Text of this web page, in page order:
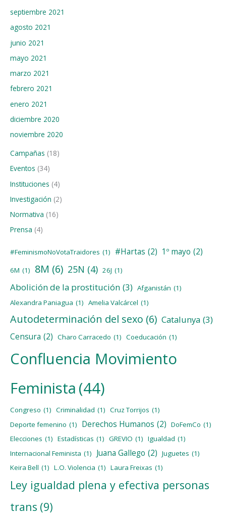
septiembre 2021
agosto 2021
junio 2021
mayo 2021
marzo 2021
febrero 2021
enero 2021
diciembre 2020
noviembre 2020
Campañas (18)
Eventos (34)
Instituciones (4)
Investigación (2)
Normativa (16)
Prensa (4)
#FeminismoNoVotaTraidores (1) #Hartas (2) 1º mayo (2)
6M (1) 8M (6) 25N (4) 26J (1)
Abolición de la prostitución (3) Afganistán (1)
Alexandra Paniagua (1) Amelia Valcárcel (1)
Autodeterminación del sexo (6) Catalunya (3)
Censura (2) Charo Carracedo (1) Coeducación (1)
Confluencia Movimiento
Feminista (44)
Congreso (1) Criminalidad (1) Cruz Torrijos (1)
Deporte femenino (1) Derechos Humanos (2) DoFemCo (1)
Elecciones (1) Estadísticas (1) GREVIO (1) Igualdad (1)
Internacional Feminista (1) Juana Gallego (2) Juguetes (1)
Keira Bell (1) L.O. Violencia (1) Laura Freixas (1)
Ley igualdad plena y efectiva personas
trans (9)